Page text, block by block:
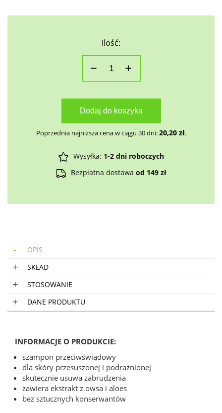
Ilość:
Dodaj do koszyka
Poprzednia najniższa cena w ciągu 30 dni:20,20 zł.
Wysyłka: 1-2 dni roboczych
Bezpłatna dostawa od 149 zł
OPIS
SKŁAD
STOSOWANIE
DANE PRODUKTU
INFORMACJE O PRODUKCIE:
szampon przeciwświądowy
dla skóry przesuszonej i podrażnionej
skutecznie usuwa zabrudzenia
zawiera ekstrakt z owsa i aloes
bez sztucznych konserwantów